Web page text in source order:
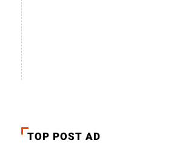
TOP POST AD